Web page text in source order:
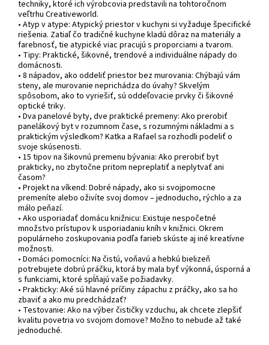
techniky, ktoré ich výrobcovia predstavili na tohtoročnom
veľtrhu Creativeworld.
• Atyp v atype: Atypický priestor v kuchyni si vyžaduje špecifické
riešenia. Zatiaľ čo tradičné kuchyne kladú dôraz na materiály a
farebnosť, tie atypické viac pracujú s proporciami a tvarom.
• Tipy: Praktické, šikovné, trendové a individuálne nápady do
domácnosti.
• 8 nápadov, ako oddeliť priestor bez murovania: Chýbajú vám
steny, ale murovanie neprichádza do úvahy? Skvelým
spôsobom, ako to vyriešiť, sú oddeľovacie prvky či šikovné
optické triky.
• Dva panelové byty, dve praktické premeny: Ako prerobiť
panelákový byt v rozumnom čase, s rozumnými nákladmi a s
praktickým výsledkom? Katka a Rafael sa rozhodli podeliť o
svoje skúsenosti.
• 15 tipov na šikovnú premenu bývania: Ako prerobiť byt
prakticky, no zbytočne pritom nepreplatiť a neplytvať ani
časom?
• Projekt na víkend: Dobré nápady, ako si svojpomocne
premeníte alebo oživíte svoj domov – jednoducho, rýchlo a za
málo peňazí.
• Ako usporiadať domácu knižnicu: Existuje nespočetné
množstvo prístupov k usporiadaniu kníh v knižnici. Okrem
populárneho zoskupovania podľa farieb skúste aj iné kreatívne
možnosti.
• Domáci pomocníci: Na čistú, voňavú a hebkú bielizeň
potrebujete dobrú práčku, ktorá by mala byť výkonná, úsporná a
s funkciami, ktoré spĺňajú vaše požiadavky.
• Prakticky: Aké sú hlavné príčiny zápachu z práčky, ako sa ho
zbaviť a ako mu predchádzať?
• Testovanie: Ako na výber čističky vzduchu, ak chcete zlepšiť
kvalitu povetria vo svojom domove? Možno to nebude až také
jednoduché.